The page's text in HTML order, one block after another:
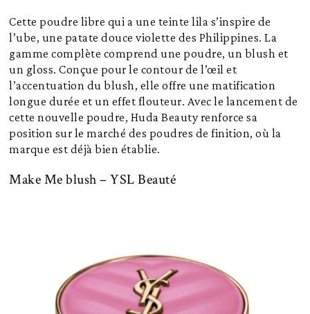
Cette poudre libre qui a une teinte lila s’inspire de
l’ube, une patate douce violette des Philippines. La
gamme complète comprend une poudre, un blush et
un gloss. Conçue pour le contour de l’œil et
l’accentuation du blush, elle offre une matification
longue durée et un effet flouteur. Avec le lancement de
cette nouvelle poudre, Huda Beauty renforce sa
position sur le marché des poudres de finition, où la
marque est déjà bien établie.
Make Me blush – YSL Beauté